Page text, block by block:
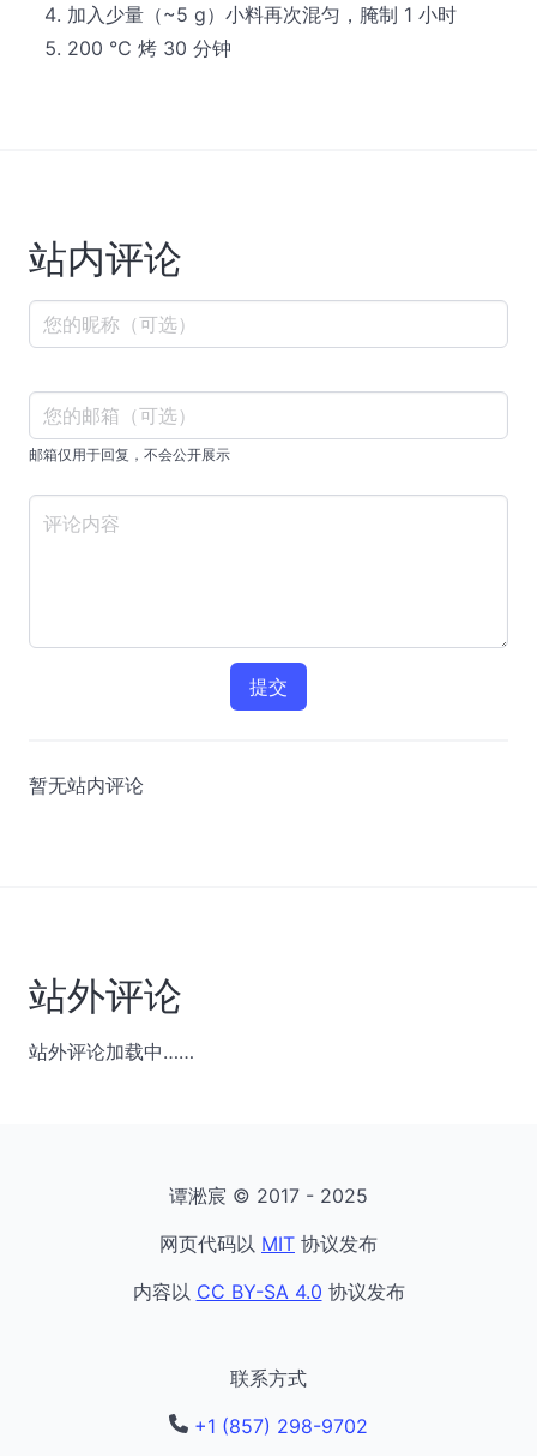
加入少量（~5 g）小料再次混匀，腌制 1 小时
200 ℃ 烤 30 分钟
站内评论
邮箱仅用于回复，不会公开展示
提交
暂无站内评论
站外评论
站外评论加载中……
谭淞宸 © 2017 - 2025
网页代码以 MIT 协议发布
内容以 CC BY-SA 4.0 协议发布
联系方式
+1 (857) 298-9702